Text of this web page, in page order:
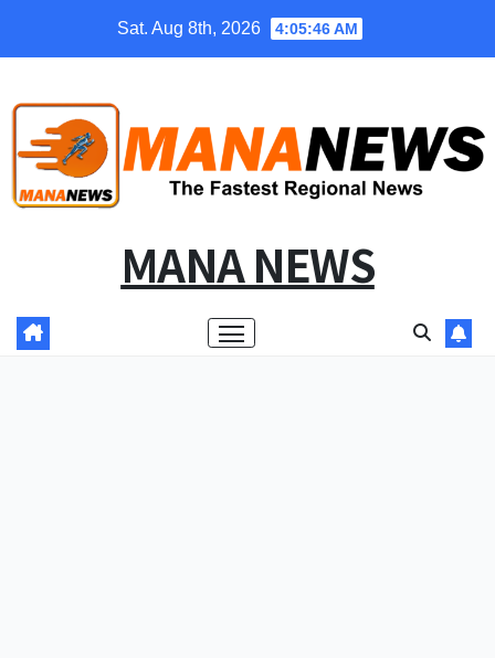
Sat. Aug 8th, 2026 4:05:47 AM
MANA NEWS